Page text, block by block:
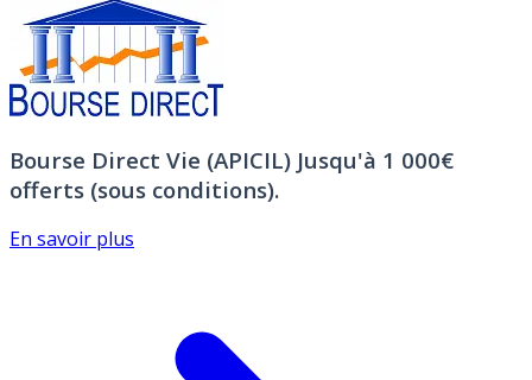
Bourse Direct Vie (APICIL) Jusqu'à 1 000€
offerts (sous conditions).
En savoir plus